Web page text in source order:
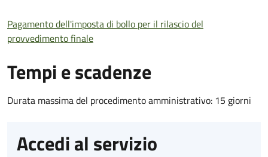
Pagamento dell'imposta di bollo per il rilascio del
provvedimento finale
Tempi e scadenze
Durata massima del procedimento amministrativo: 15 giorni
Accedi al servizio